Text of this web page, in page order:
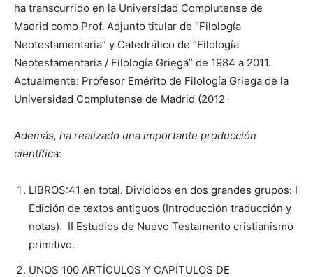
ha transcurrido en la Universidad Complutense de
Madrid como Prof. Adjunto titular de “Filología
Neotestamentaria” y Catedrático de “Filología
Neotestamentaria / Filología Griega” de 1984 a 2011.
Actualmente: Profesor Emérito de Filología Griega de la
Universidad Complutense de Madrid (2012-
Además, ha realizado una importante producción
científica:
LIBROS:41 en total. Divididos en dos grandes grupos: I
Edición de textos antiguos (Introducción traducción y
notas). II Estudios de Nuevo Testamento cristianismo
primitivo.
UNOS 100 ARTÍCULOS Y CAPÍTULOS DE